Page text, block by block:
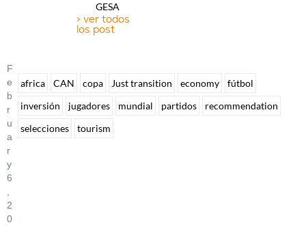
GESA
> ver todos
los post
F
E
B
R
U
A
R
Y
6
,
2
0
africa CAN copa Just transition economy
fútbol
inversión
jugadores mundial partidos
recommendation
selecciones
tourism